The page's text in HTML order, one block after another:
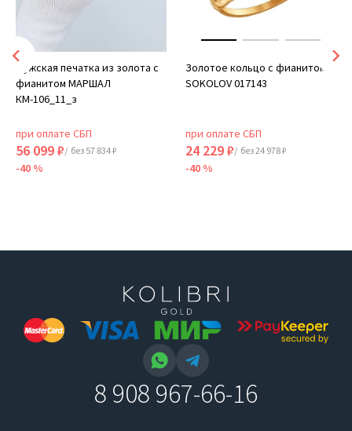
Мужская печатка из золота с
фианитом МАРШАЛ
КМ-106_11_з
при оплате СБП
56 099 ₽/ без 57 834 ₽
-40 %
Золотое кольцо с фианитом
SOKOLOV 017143
при оплате СБП
24 229 ₽/ без 24 978 ₽
-40 %
8 908 967-66-16